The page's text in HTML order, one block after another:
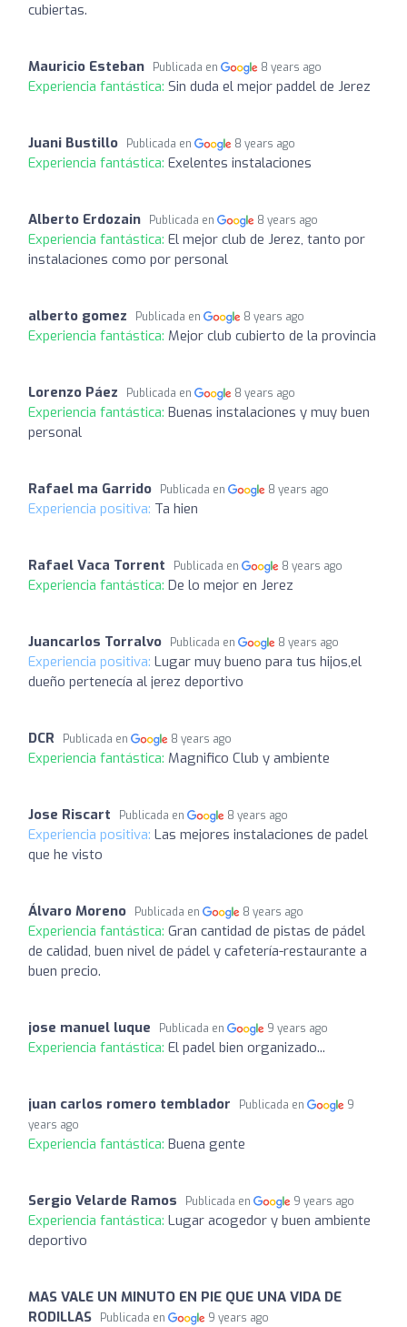
cubiertas.
Mauricio Esteban Publicada en 8 years ago
Experiencia fantástica: Sin duda el mejor paddel de Jerez
Juani Bustillo Publicada en 8 years ago
Experiencia fantástica: Exelentes instalaciones
Alberto Erdozain Publicada en 8 years ago
Experiencia fantástica: El mejor club de Jerez, tanto por
instalaciones como por personal
alberto gomez Publicada en 8 years ago
Experiencia fantástica: Mejor club cubierto de la provincia
Lorenzo Páez Publicada en 8 years ago
Experiencia fantástica: Buenas instalaciones y muy buen
personal
Rafael ma Garrido Publicada en 8 years ago
Experiencia positiva: Ta hien
Rafael Vaca Torrent Publicada en 8 years ago
Experiencia fantástica: De lo mejor en Jerez
Juancarlos Torralvo Publicada en 8 years ago
Experiencia positiva: Lugar muy bueno para tus hijos,el
dueño pertenecía al jerez deportivo
DCR Publicada en 8 years ago
Experiencia fantástica: Magnifico Club y ambiente
Jose Riscart Publicada en 8 years ago
Experiencia positiva: Las mejores instalaciones de padel
que he visto
Álvaro Moreno Publicada en 8 years ago
Experiencia fantástica: Gran cantidad de pistas de pádel
de calidad, buen nivel de pádel y cafetería-restaurante a
buen precio.
jose manuel luque Publicada en 9 years ago
Experiencia fantástica: El padel bien organizado...
juan carlos romero temblador Publicada en
9
years ago
Experiencia fantástica: Buena gente
Sergio Velarde Ramos Publicada en 9 years ago
Experiencia fantástica: Lugar acogedor y buen ambiente
deportivo
MAS VALE UN MINUTO EN PIE QUE UNA VIDA DE
RODILLAS
Publicada en 9 years ago